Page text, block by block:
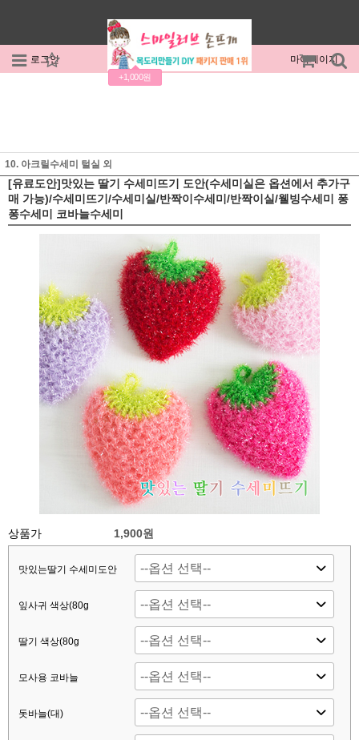
로그인 회원가입
+1,000원
주문조회 마이페이지
10. 아크릴수세미 털실 외
[유료도안]맛있는 딸기 수세미뜨기 도안(수세미실은 옵션에서 추가구
매 가능)/수세미뜨기/수세미실/반짝이수세미/반짝이실/웰빙수세미 퐁
퐁수세미 코바늘수세미
상품가 1,900원
맛있는딸기 수세미도안
잎사귀 색상(80g
딸기 색상(80g
모사용 코바늘
돗바늘(대)